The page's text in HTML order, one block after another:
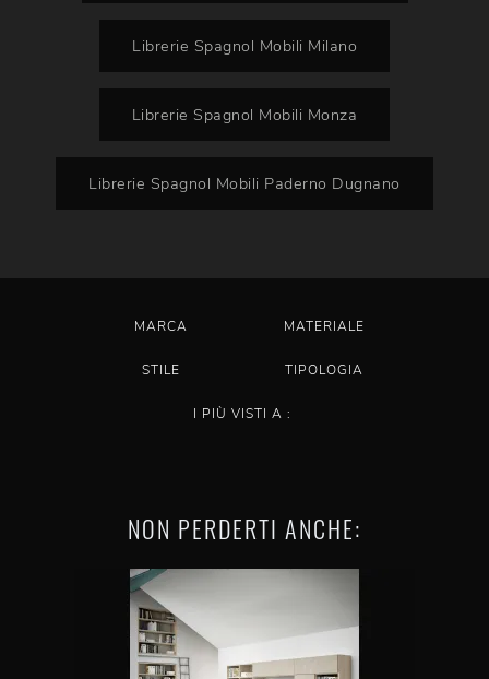
Librerie Spagnol Mobili Milano
Librerie Spagnol Mobili Monza
Librerie Spagnol Mobili Paderno Dugnano
MARCA MATERIALE
STILE TIPOLOGIA
I PIÙ VISTI A :
NON PERDERTI ANCHE: